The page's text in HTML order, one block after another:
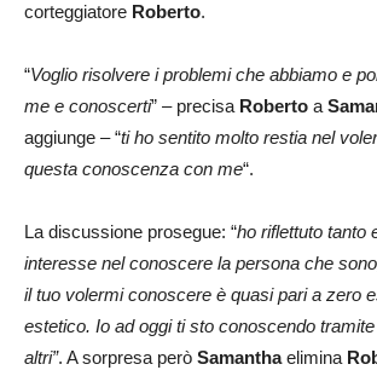
corteggiatore Roberto.
“Voglio risolvere i problemi che abbiamo e
me e conoscerti” – precisa Roberto a
aggiunge – “ti ho sentito molto restia nel
questa conoscenza con me“.
La discussione prosegue: “ho riflettuto tanto
interesse nel conoscere la persona che
il tuo volermi conoscere è quasi pari a zero
estetico. Io ad oggi ti sto conoscendo tramite
altri”. A sorpresa però Samanthaelimina